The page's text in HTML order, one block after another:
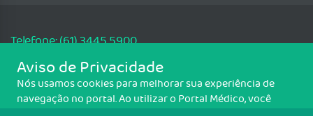
Telefone: (61) 3445 5900
Email: cfm@portalmedico.org.br
SGAS 616, Conjunto D, Lote 115, L2 Sul, Brasília/DF - CEP: 70200-760 -
CNPJ: 33.583.550/0001-30
Aviso de Privacidade
Nós usamos cookies para melhorar sua experiência de
navegação no portal. Ao utilizar o Portal Médico, você